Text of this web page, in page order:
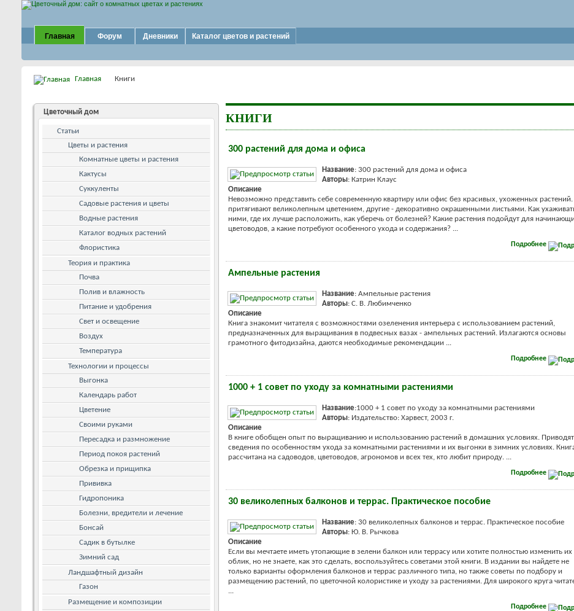
Главная Форум Дневники Каталог цветов и растений
Главная Книги
КНИГИ
300 растений для дома и офиса
Название: 300 растений для дома и офиса
Авторы: Катрин Клаус
Описание
Невозможно представить себе современную квартиру или офис без красивых, ухоженных
притягивают великолепным цветением, другие - декоративно окрашенными листьями. Как
ними, где их лучше расположить, как уберечь от болезней? Какие растения подойдут для
цветоводов, а какие потребуют особенного ухода и содержания? ...
Подробнее
Ампельные растения
Название: Ампельные растения
Авторы: С. В. Любимченко
Описание
Книга знакомит читателя с возможностями озеленения интерьера с использованием растений,
предназначенных для выращивания в подвесных вазах - ампельных растений. Излагаются основы
грамотного фитодизайна, даются необходимые рекомендации ...
Подробнее
1000 + 1 совет по уходу за комнатными растениями
Название:1000 + 1 совет по уходу за комнатными растениями
Авторы: Издательство: Харвест, 2003 г.
Описание
В книге обобщен опыт по выращиванию и использованию растений в домашних условиях.
сведения по особенностям ухода за комнатными растениями и их выгонки в зимних условиях.
рассчитана на садоводов, цветоводов, агрономов и всех тех, кто любит природу. ...
Подробнее
30 великолепных балконов и террас. Практическое пособие
Название: 30 великолепных балконов и террас. Практическое пособие
Авторы: Ю. В. Рычкова
Описание
Если вы мечтаете иметь утопающие в зелени балкон или террасу или хотите полностью изменить их
облик, но не знаете, как это сделать, воспользуйтесь советами этой книги. В издании вы найдете не
только варианты оформления балконов и террас различного типа, но также советы по подбору и
размещению растений, по цветочной колористике и уходу за растениями. Для широкого круга
Подробнее
Цветочный дом
Статьи
Цветы и растения
Комнатные цветы и растения
Кактусы
Суккуленты
Садовые растения и цветы
Водные растения
Каталог водных растений
Флористика
Теория и практика
Почва
Полив и влажность
Питание и удобрения
Свет и освещение
Воздух
Температура
Технологии и процессы
Выгонка
Календарь работ
Цветение
Своими руками
Пересадка и размножение
Период покоя растений
Обрезка и прищипка
Прививка
Гидропоника
Болезни, вредители и лечение
Бонсай
Садик в бутылке
Зимний сад
Ландшафтный дизайн
Газон
Размещение и композиции